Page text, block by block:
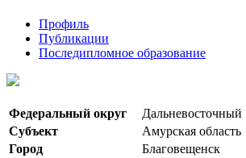
Профиль
Публикации
Последипломное образование
Федеральный округ
Дальневосточный
Субъект
Амурская область
Город
Благовещенск